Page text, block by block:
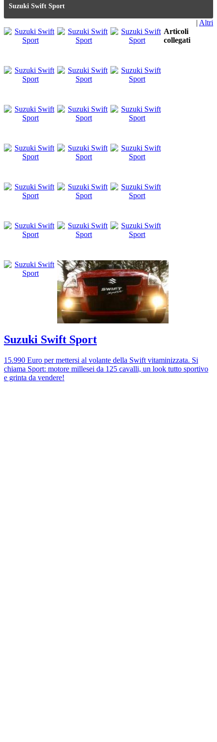
Suzuki Swift Sport
| Altri
Articoli
collegati
Suzuki Swift Sport
15.990 Euro per mettersi al volante della Swift vitaminizzata. Si
chiama Sport: motore millesei da 125 cavalli, un look tutto sportivo
e grinta da vendere!